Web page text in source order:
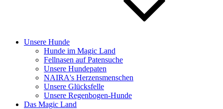
Unsere Hunde
Hunde im Magic Land
Fellnasen auf Patensuche
Unsere Hundepaten
NAIRA's Herzensmenschen
Unsere Glücksfelle
Unsere Regenbogen-Hunde
Das Magic Land